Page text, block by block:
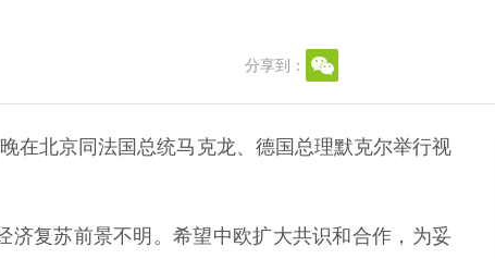
分享到：
在北京同法国总统马克龙、德国总理默克尔举行视
复苏前景不明。希望中欧扩大共识和合作，为妥